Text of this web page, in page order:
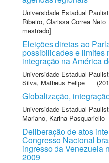
Universidade Estadual
Ribeiro, Clarissa Correa Neto
mestrado]
Eleições diretas ao
possibilidades e limites
integração na América
Universidade Estadual
Silva, Matheus Felipe
Globalização,
Universidade Estadual
Mariano, Karina Pasquariello
Deliberação de atos
Congresso Nacional
ingresso da Venezuela
2009